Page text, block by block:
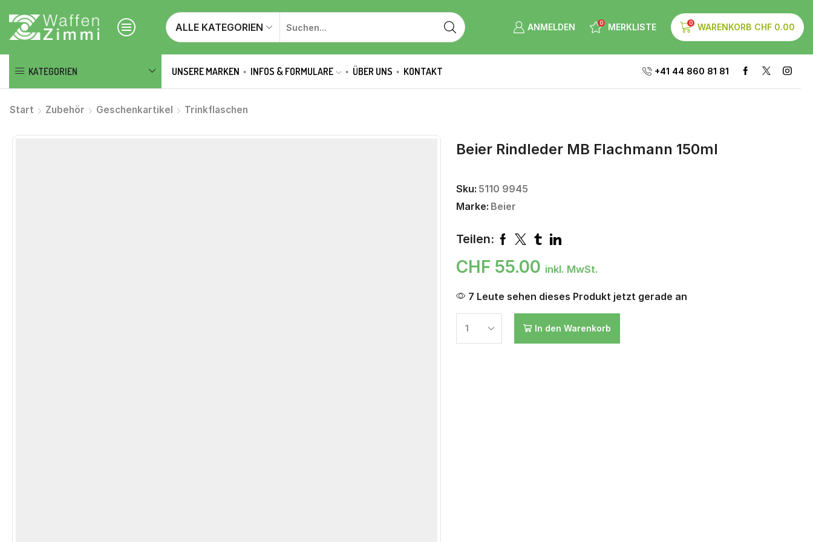
ALLE KATEGORIEN ANMELDEN 0 MERKLISTE 0 WARENKORB CHF0.00
KATEGORIEN UNSERE MARKEN INFOS & FORMULARE ÜBER UNS KONTAKT +41 44 860 81 81
Start Zubehör Geschenkartikel Trinkflaschen
Beier Rindleder MB Flachmann 150ml
Sku: 5110 9945
Marke: Beier
Teilen:
CHF 55.00 inkl. MwSt.
7 Leute sehen dieses Produkt jetzt gerade an
In den Warenkorb